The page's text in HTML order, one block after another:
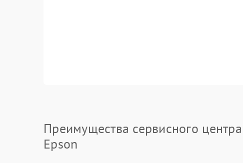
Преимущества сервисного центра
Epson